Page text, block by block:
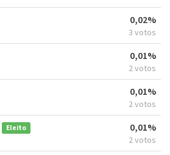
0,02%
3 votos
0,01%
2 votos
0,01%
2 votos
Eleito 0,01%
2 votos